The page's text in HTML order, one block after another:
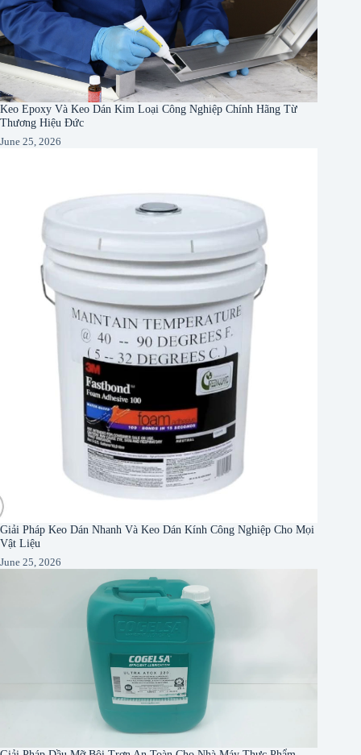
Keo Epoxy Và Keo Dán Kim Loại Công Nghiệp Chính Hãng Từ
Thương Hiệu Đức
June 25, 2026
Giải Pháp Keo Dán Nhanh Và Keo Dán Kính Công Nghiệp Cho Mọi
Vật Liệu
June 25, 2026